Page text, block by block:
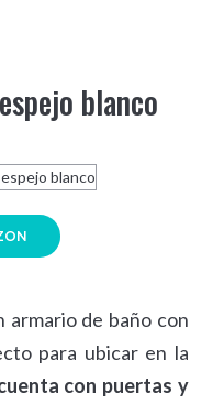
blanco
armario de baño con
para ubicar en la
con puertas y